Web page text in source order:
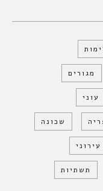
מגורים
עוני
שכונה
עירוני
תשתיות